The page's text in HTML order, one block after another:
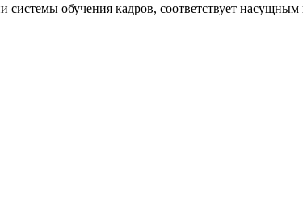
обучения кадров, соответствует насущным